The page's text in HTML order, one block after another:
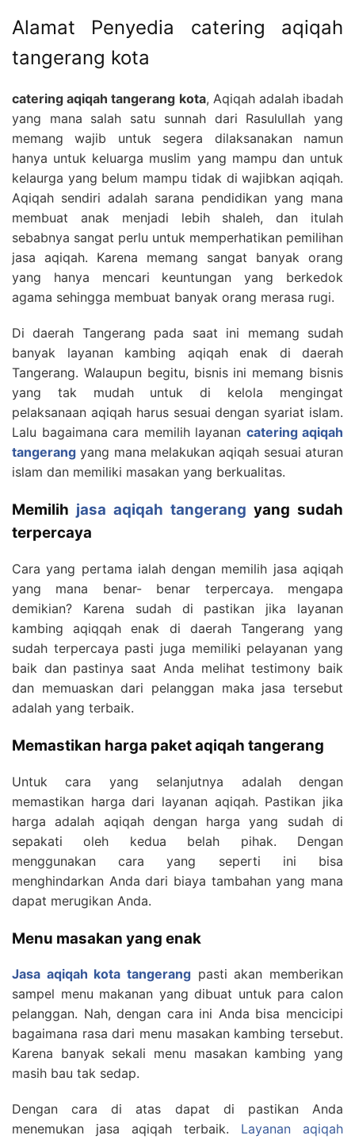
Alamat Penyedia catering aqiqah
tangerang kota
catering aqiqah tangerang kota, Aqiqah adalah ibadah
yang mana salah satu sunnah dari Rasulullah yang
memang wajib untuk segera dilaksanakan namun
hanya untuk keluarga muslim yang mampu dan untuk
kelaurga yang belum mampu tidak di wajibkan aqiqah.
Aqiqah sendiri adalah sarana pendidikan yang mana
membuat anak menjadi lebih shaleh, dan itulah
sebabnya sangat perlu untuk memperhatikan pemilihan
jasa aqiqah. Karena memang sangat banyak orang
yang hanya mencari keuntungan yang berkedok
agama sehingga membuat banyak orang merasa rugi.
Di daerah Tangerang pada saat ini memang sudah
banyak layanan kambing aqiqah enak di daerah
Tangerang. Walaupun begitu, bisnis ini memang bisnis
yang tak mudah untuk di kelola mengingat
pelaksanaan aqiqah harus sesuai dengan syariat islam.
Lalu bagaimana cara memilih layanan catering aqiqah
tangerang yang mana melakukan aqiqah sesuai aturan
islam dan memiliki masakan yang berkualitas.
Memilih jasa aqiqah tangerang yang sudah
terpercaya
Cara yang pertama ialah dengan memilih jasa aqiqah
yang mana benar- benar terpercaya. mengapa
demikian? Karena sudah di pastikan jika layanan
kambing aqiqqah enak di daerah Tangerang yang
sudah terpercaya pasti juga memiliki pelayanan yang
baik dan pastinya saat Anda melihat testimony baik
dan memuaskan dari pelanggan maka jasa tersebut
adalah yang terbaik.
Memastikan harga paket aqiqah tangerang
Untuk cara yang selanjutnya adalah dengan
memastikan harga dari layanan aqiqah. Pastikan jika
harga adalah aqiqah dengan harga yang sudah di
sepakati oleh kedua belah pihak. Dengan
menggunakan cara yang seperti ini bisa
menghindarkan Anda dari biaya tambahan yang mana
dapat merugikan Anda.
Menu masakan yang enak
Jasa aqiqah kota tangerang pasti akan memberikan
sampel menu makanan yang dibuat untuk para calon
pelanggan. Nah, dengan cara ini Anda bisa mencicipi
bagaimana rasa dari menu masakan kambing tersebut.
Karena banyak sekali menu masakan kambing yang
masih bau tak sedap.
Dengan cara di atas dapat di pastikan Anda
menemukan jasa aqiqah terbaik. Layanan aqiqah